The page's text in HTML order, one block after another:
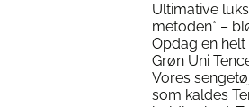
Ultimative
metoden* –
Opdag en
Grøn Uni
Vores
som kaldes